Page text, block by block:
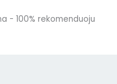
- 100% rekomenduoju